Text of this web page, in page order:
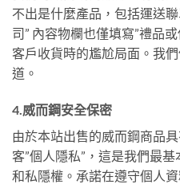
不出是什麼產品，包括運送
司” 內容物欄也僅填寫”禮品
客戶收貨時的尷尬局面。我
道。
4.威而鋼安全保密
由於本站出售的威而鋼商品
客”個人隱私”，這是我們最
和私隱權。承諾在遵守個人